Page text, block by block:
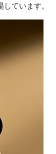
ています。